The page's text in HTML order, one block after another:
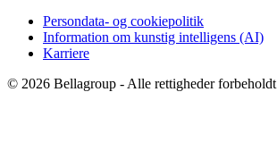
Persondata- og cookiepolitik
Information om kunstig intelligens (AI)
Karriere
© 2026 Bellagroup - Alle rettigheder forbeholdt